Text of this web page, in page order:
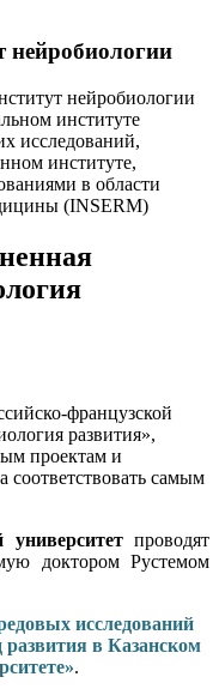
нейробиологии
нейробиологии
институте
исследований,
институте,
в области
(INSERM)
французской
развития»,
проектам и
соответствовать самым
университетпроводят
доктором Рустемом
исследований
развития в Казанском
.